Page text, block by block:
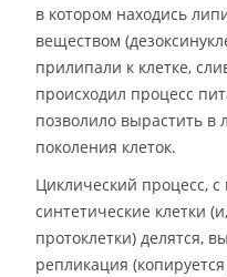
в котором находись
веществом
прилипали к клетке,
происходил процесс
позволило вырастить
поколения клеток.
Циклический процесс,
синтетические клетки
протоклетки) делятся,
репликация